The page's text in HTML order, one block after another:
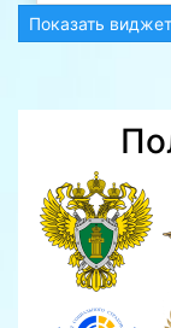
Показать